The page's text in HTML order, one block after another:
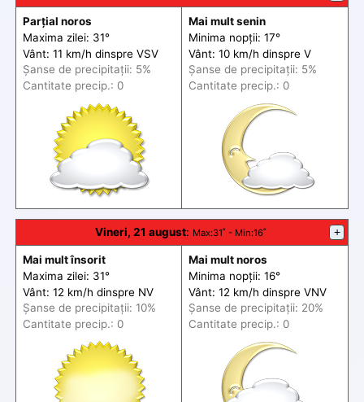
Parțial noros
Maxima zilei: 31°
Vânt: 11 km/h dinspre VSV
Șanse de precipitații: 5%
Cantitate precip.: 0
Mai mult senin
Minima nopții: 17°
Vânt: 10 km/h dinspre V
Șanse de precipitații: 5%
Cantitate precip.: 0
Vineri, 21 august: Max:31˚ - Min:16˚ +
Mai mult însorit
Maxima zilei: 31°
Vânt: 12 km/h dinspre NV
Șanse de precipitații: 10%
Cantitate precip.: 0
Mai mult noros
Minima nopții: 16°
Vânt: 12 km/h dinspre VNV
Șanse de precipitații: 20%
Cantitate precip.: 0